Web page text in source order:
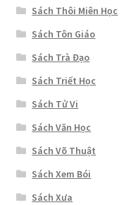
Sách Thôi Miên Học
Sách Tôn Giáo
Sách Trà Đạo
Sách Triết Học
Sách Tử Vi
Sách Văn Học
Sách Võ Thuật
Sách Xem Bói
Sách Xưa